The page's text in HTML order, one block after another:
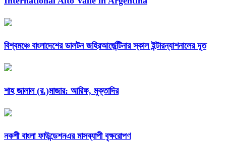
বিশ্বমঞ্চে বাংলাদেশের ডালটন জহিরআর্জেন্টিনার স্কাল ইন্টারন্যাশনালের দূত
শাহ জালাল (র.)মাজার: আরিফ, মুক্তাদির
নকশী বাংলা ফাউন্ডেশনএর মাসব্যাপী বৃক্ষরোপণ